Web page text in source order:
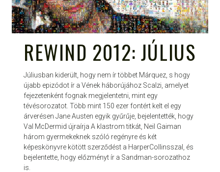
REWIND 2012: JÚLIUS
Júliusban kiderült, hogy nem ír többet Márquez, s hogy
újabb epizódot ír a Vének háborújához Scalzi, amelyet
fejezetenként fognak megjelentetni, mint egy
tévésorozatot. Több mint 150 ezer fontért kelt el egy
árverésen Jane Austen egyik gyűrűje, bejelentették, hogy
Val McDermid újraírja A klastrom titkát, Neil Gaiman
három gyermekeknek szóló regényre és két
képeskönyvre kötött szerződést a HarperCollinsszal, és
bejelentette, hogy előzményt ír a Sandman-sorozathoz
is.